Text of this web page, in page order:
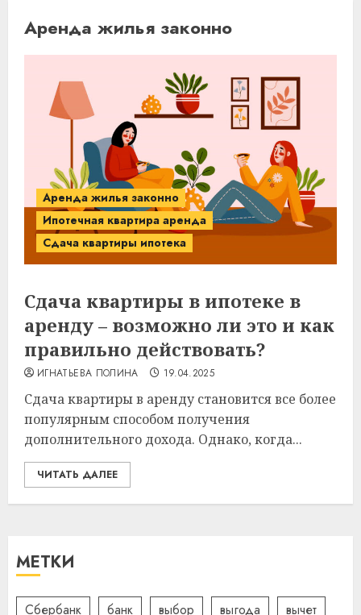
Аренда жилья законно
Аренда жилья законно
Ипотечная квартира аренда
Сдача квартиры ипотека
Сдача квартиры в ипотеке в
аренду – возможно ли это и как
правильно действовать?
ИГНАТЬЕВА ПОЛИНА 19.04.2025
Сдача квартиры в аренду становится все более
популярным способом получения
дополнительного дохода. Однако, когда...
ЧИТАТЬ ДАЛЕЕ
МЕТКИ
Сбербанк банк выбор выгода
вычет